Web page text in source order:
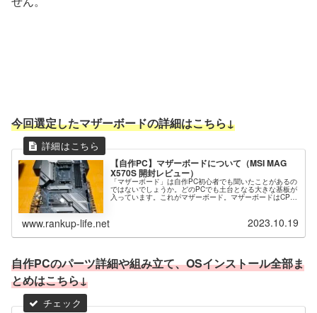
今回選定したマザーボードの詳細はこちら↓
【自作PC】マザーボードについて（‎MSI MAG
X570S 開封レビュー）
「マザーボード」は自作PC初心者でも聞いたことがあるの
ではないでしょうか。どのPCでも土台となる大きな基板が
入っています。これがマザーボード。マザーボードはCPU
www.rankup-life.net 2023.10.19
自作PCのパーツ詳細や組み立て、OSインストール全部ま
とめはこちら↓